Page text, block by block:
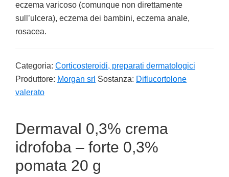
eczema varicoso (comunque non direttamente
sull’ulcera), eczema dei bambini, eczema anale,
rosacea.
Categoria: Corticosteroidi, preparati dermatologici
Produttore: Morgan srl Sostanza: Diflucortolone
valerato
Dermaval 0,3% crema
idrofoba – forte 0,3%
pomata 20 g